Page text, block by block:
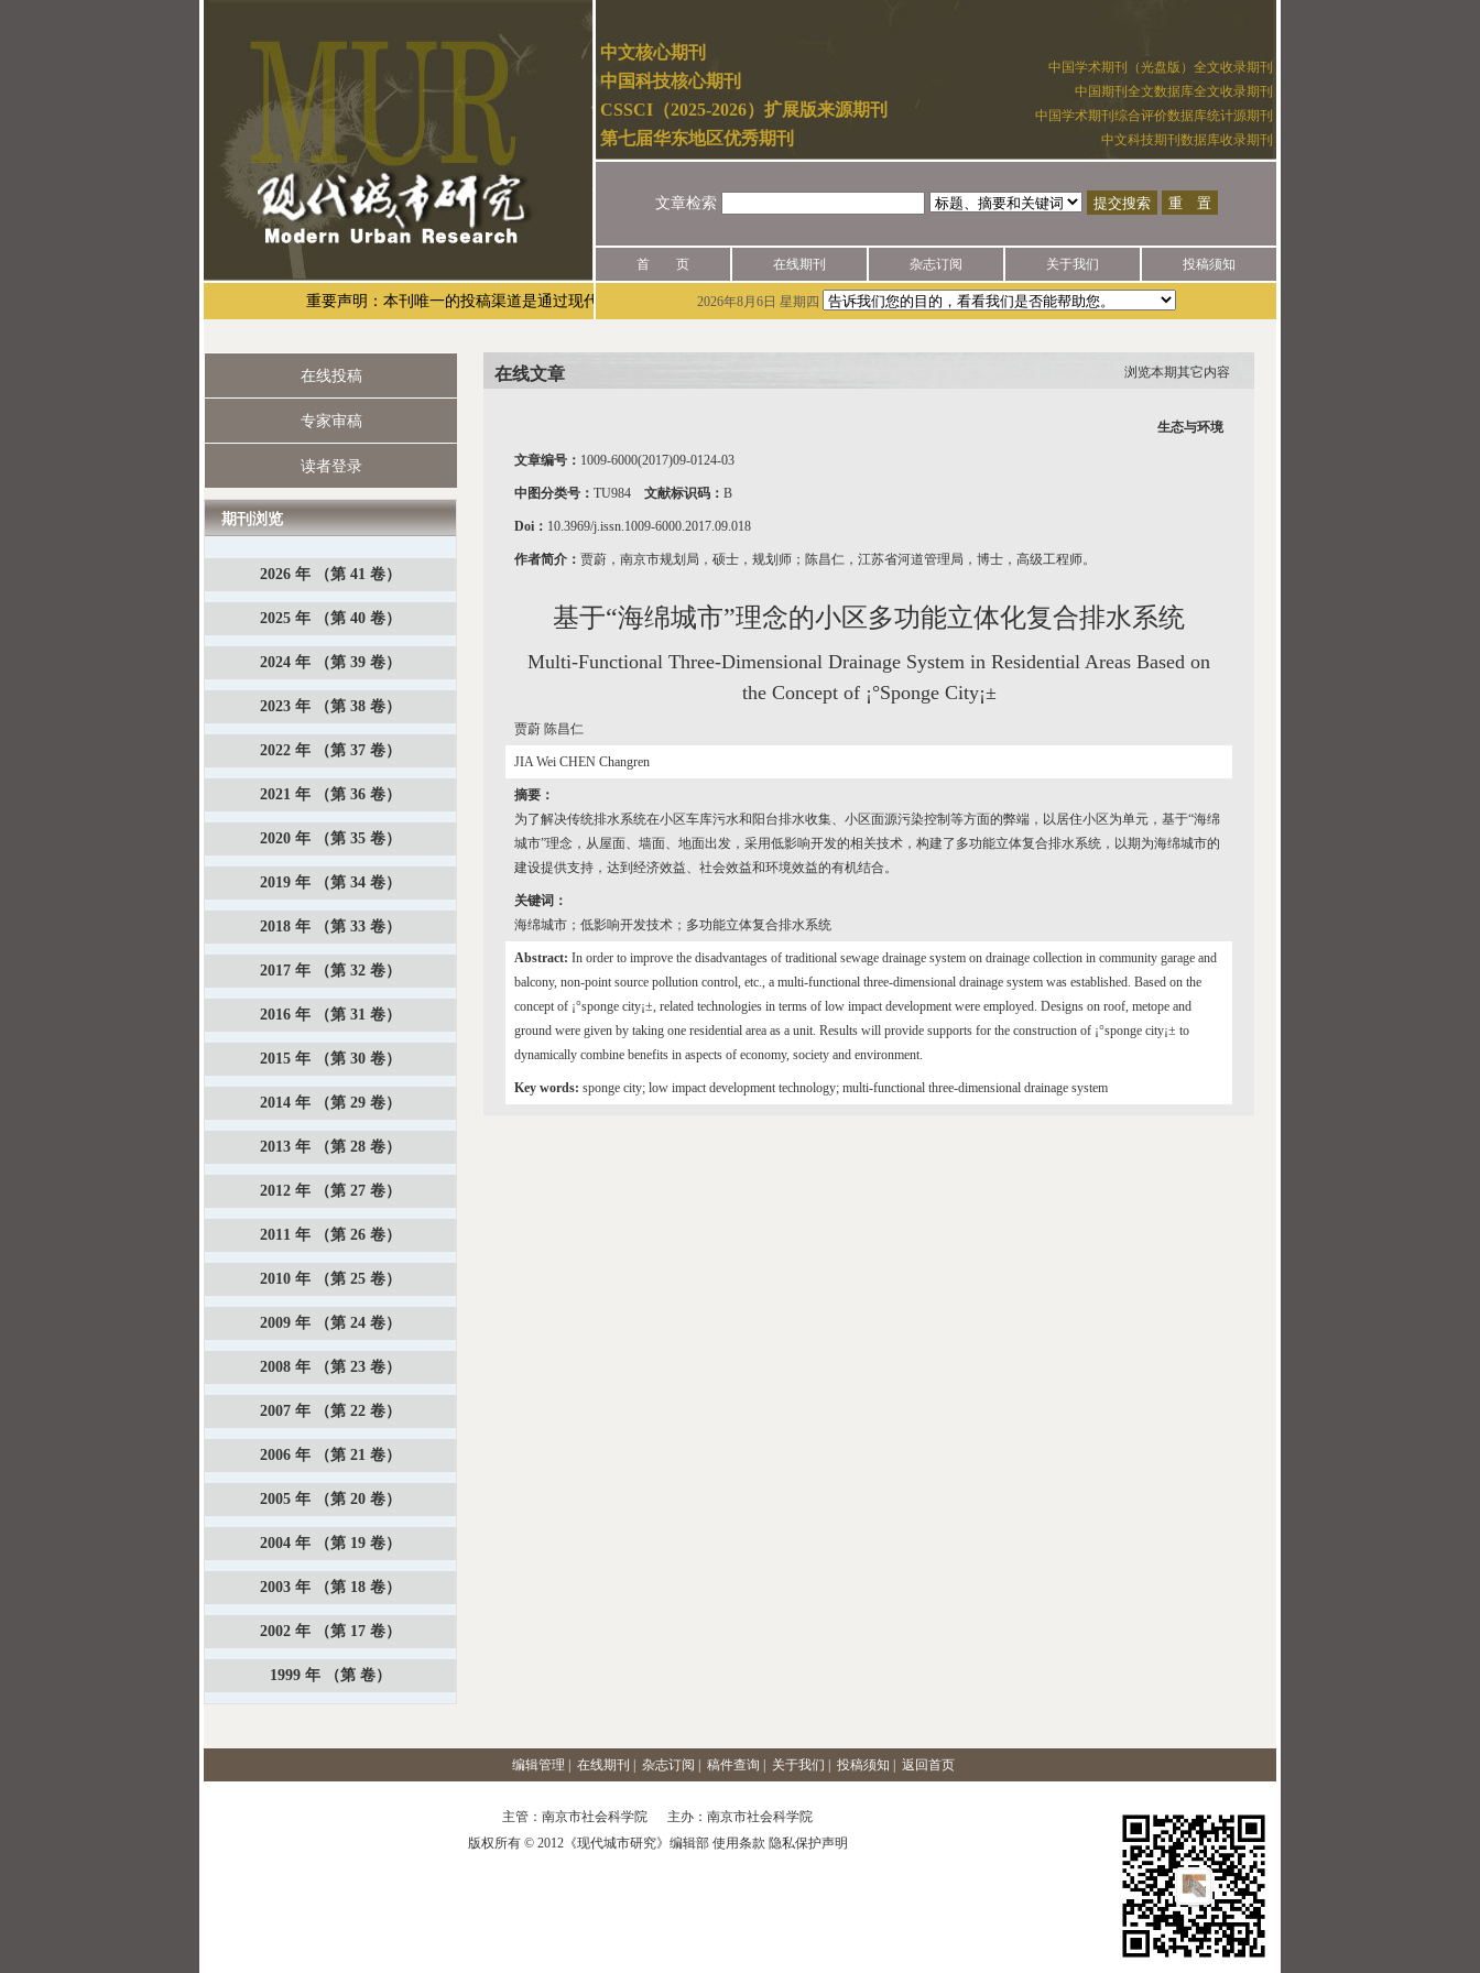
中国学术期刊（光盘版）全文收录期刊
中国期刊全文数据库全文收录期刊
中国学术期刊综合评价数据库统计源期刊
中文科技期刊数据库收录期刊
中文核心期刊
中国科技核心期刊
CSSCI（2025-2026）扩展版来源期刊
第七届华东地区优秀期刊
文章检索
首 页 在线期刊 杂志订阅 关于我们 投稿须知
重要声明：本刊唯一的投稿渠道是通过现代城市研究官网（网址：http://mur.cn/）实名注册后进行投稿，未授权任何一方代发论文。如有疑问，请拨打电话025-52851858咨询，
2026年8月6日 星期四
在线文章 浏览本期其它内容
生态与环境
文章编号： 1009-6000(2017)09-0124-03
中图分类号： TU984 文献标识码： B
Doi： 10.3969/j.issn.1009-6000.2017.09.018
作者简介： 贾蔚，南京市规划局，硕士，规划师；陈昌仁，江苏省河道管理局，博士，高级工程师。
基于“海绵城市”理念的小区多功能立体化复合排水系统
Multi-Functional Three-Dimensional Drainage System in Residential Areas Based on
the Concept of ¡°Sponge City¡±
贾蔚 陈昌仁
JIA Wei CHEN Changren
摘要：
为了解决传统排水系统在小区车库污水和阳台排水收集、小区面源污染控制等方面的弊端，以居住小区为单元，基于“海绵
城市”理念，从屋面、墙面、地面出发，采用低影响开发的相关技术，构建了多功能立体复合排水系统，以期为海绵城市的
建设提供支持，达到经济效益、社会效益和环境效益的有机结合。
关键词：
海绵城市；低影响开发技术；多功能立体复合排水系统
Abstract: In order to improve the disadvantages of traditional sewage drainage system on drainage collection in community garage and
balcony, non-point source pollution control, etc., a multi-functional three-dimensional drainage system was established. Based on the
concept of ¡°sponge city¡±, related technologies in terms of low impact development were employed. Designs on roof, metope and
ground were given by taking one residential area as a unit. Results will provide supports for the construction of ¡°sponge city¡± to
dynamically combine benefits in aspects of economy, society and environment.
Key words: sponge city; low impact development technology; multi-functional three-dimensional drainage system
在线投稿
专家审稿
读者登录
期刊浏览
2026 年 （第 41 卷）
2025 年 （第 40 卷）
2024 年 （第 39 卷）
2023 年 （第 38 卷）
2022 年 （第 37 卷）
2021 年 （第 36 卷）
2020 年 （第 35 卷）
2019 年 （第 34 卷）
2018 年 （第 33 卷）
2017 年 （第 32 卷）
2016 年 （第 31 卷）
2015 年 （第 30 卷）
2014 年 （第 29 卷）
2013 年 （第 28 卷）
2012 年 （第 27 卷）
2011 年 （第 26 卷）
2010 年 （第 25 卷）
2009 年 （第 24 卷）
2008 年 （第 23 卷）
2007 年 （第 22 卷）
2006 年 （第 21 卷）
2005 年 （第 20 卷）
2004 年 （第 19 卷）
2003 年 （第 18 卷）
2002 年 （第 17 卷）
1999 年 （第 卷）
编辑管理 在线期刊 杂志订阅 稿件查询 关于我们 投稿须知 返回首页
主管：南京市社会科学院 主办：南京市社会科学院
版权所有 © 2012《现代城市研究》编辑部 使用条款 隐私保护声明